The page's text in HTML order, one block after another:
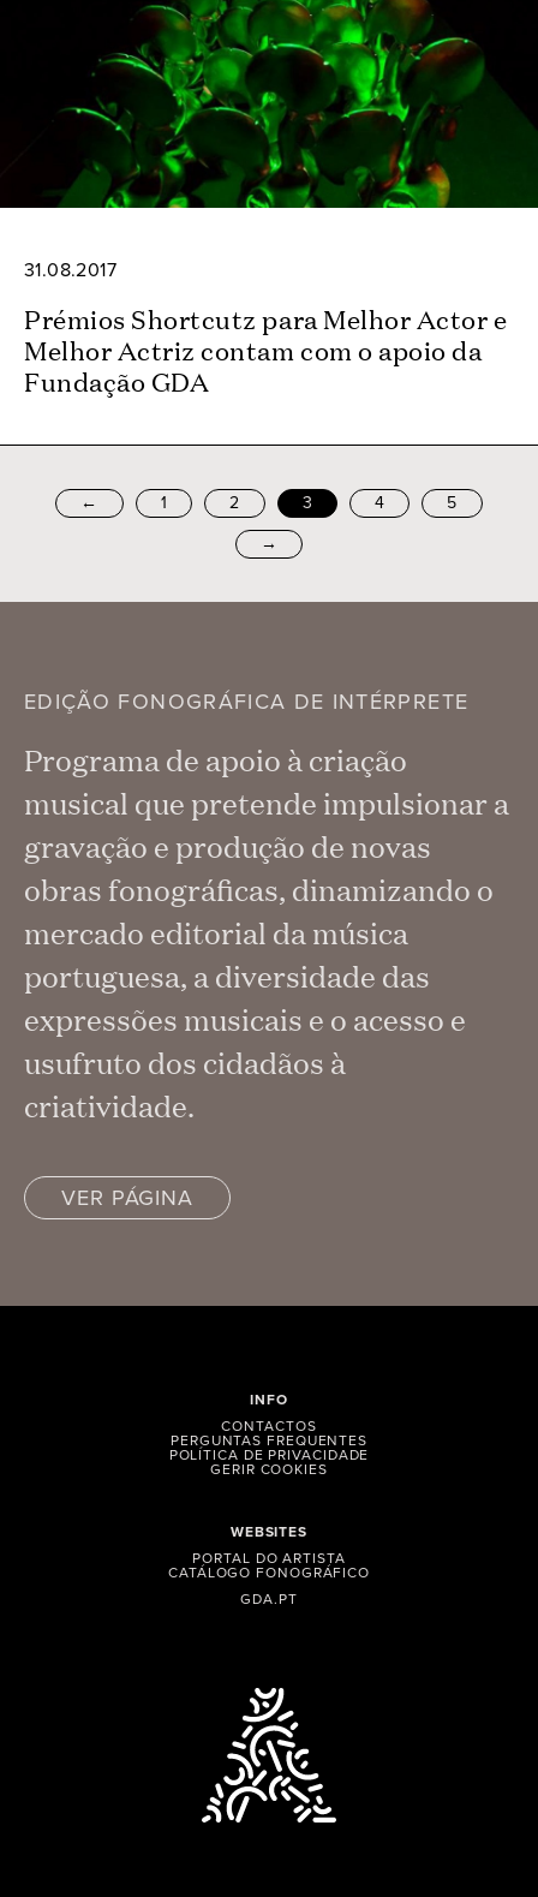
31.08.2017
Prémios Shortcutz para Melhor Actor e
Melhor Actriz contam com o apoio da
Fundação GDA
← 1 2 3 4
5
→
EDIÇÃO FONOGRÁFICA DE INTÉRPRETE
Programa de apoio à criação
musical que pretende impulsionar a
gravação e produção de novas
obras fonográficas, dinamizando o
mercado editorial da música
portuguesa, a diversidade das
expressões musicais e o acesso e
usufruto dos cidadãos à
criatividade.
VER PÁGINA
WEBSITES
PORTAL DO ARTISTA
CATÁLOGO FONOGRÁFICO
GDA.PT
INFO
CONTACTOS
PERGUNTAS FREQUENTES
POLÍTICA DE PRIVACIDADE
GERIR COOKIES